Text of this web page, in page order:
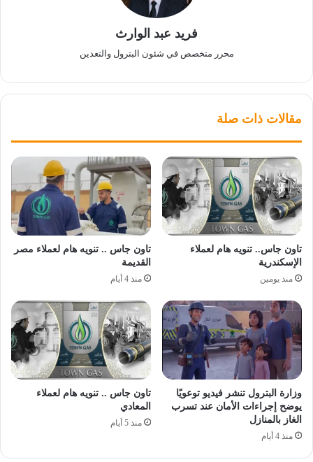
فريد عبد الوارث
محرر متخصص في شئون البترول والتعدين
مقالات ذات صلة
تاون جاس.. تنويه هام لعملاء
الإسكندرية
منذ يومين
تاون جاس .. تنويه هام لعملاء مصر
القديمة
منذ 4 أيام
وزارة البترول تنشر فيديو توعويًا
يوضح إجراءات الأمان عند تسرب
الغاز بالمنازل
منذ 4 أيام
تاون جاس .. تنويه هام لعملاء
المعادي
منذ 5 أيام